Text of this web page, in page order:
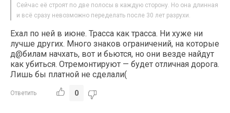
Сейчас её строят по две полосы в каждую сторону. Но она длинная
и всё сразу невозможно переделать после 30 лет разрухи.
Ехал по ней в июне. Трасса как трасса. Ни хуже ни
лучше других. Много знаков ограничений, на которые
д@билам начхать, вот и бьются, но они везде найдут
как убиться. Отремонтируют — будет отличная дорога.
Лишь бы платной не сделали(
Ответить 0